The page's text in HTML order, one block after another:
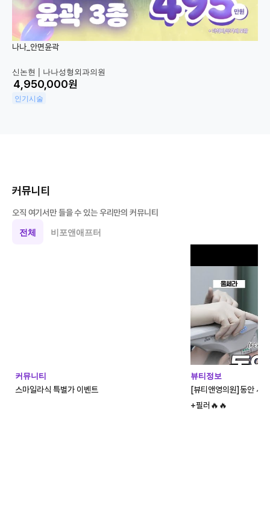
나나_안면윤곽
신논현 | 나나성형외과의원
원
인기시술
커뮤니티
오직 여기서만 들을 수 있는 우리만의 커뮤니티
전체 비포앤애프터
커뮤니티
스마일라식 특별가 이벤트
뷰티정보
[뷰티앤영의원]동안 시
+필러🔥🔥